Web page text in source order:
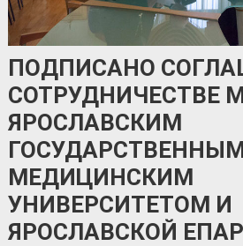
ПОДПИСАНО
СОТРУДНИЧЕСТВЕ
ЯРОСЛАВСКИМ
МЕДИЦИНСКИМ
УНИВЕРСИТЕТОМ И
ЯРОСЛАВСКОЙ